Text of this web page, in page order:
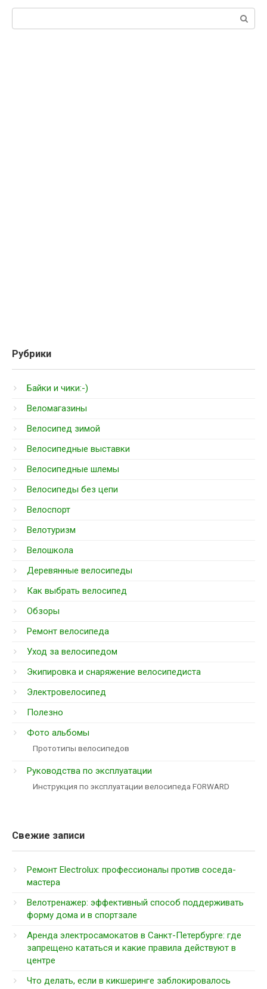
Рубрики
Байки и чики:-)
Веломагазины
Велосипед зимой
Велосипедные выставки
Велосипедные шлемы
Велосипеды без цепи
Велоспорт
Велотуризм
Велошкола
Деревянные велосипеды
Как выбрать велосипед
Обзоры
Ремонт велосипеда
Уход за велосипедом
Экипировка и снаряжение велосипедиста
Электровелосипед
Полезно
Фото альбомы
Прототипы велосипедов
Руководства по эксплуатации
Инструкция по эксплуатации велосипеда FORWARD
Свежие записи
Ремонт Electrolux: профессионалы против соседа-
мастера
Велотренажер: эффективный способ поддерживать
форму дома и в спортзале
Аренда электросамокатов в Санкт-Петербурге: где
запрещено кататься и какие правила действуют в
центре
Что делать, если в кикшеринге заблокировалось